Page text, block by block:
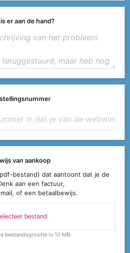
er aan de hand?
van aankoop
bestand) dat aantoont dat je de
aan een factuur,
of een betaalbewijs.
bestand
bestandsgrootte is 10 MB.